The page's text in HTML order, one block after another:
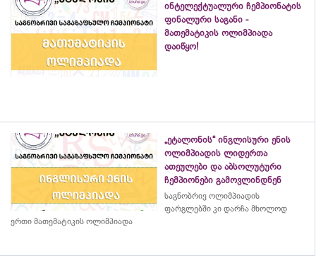
ინტელექტუალური ჩემპიონატის
ფინალური საგანი -
მათემატიკის ოლიმპიადა
დაიწყო!
„ეტალონის“ ინგლისური ენის
ოლიმპიადის ლიდერთა
ათეულები და აბსოლუტური
ჩემპიონები გამოვლინდნენ
საგნობრივ ოლიმპიადის
ფარგლებში კი დარჩა მხოლოდ
ერთი მათემატიკის ოლიმპიადა